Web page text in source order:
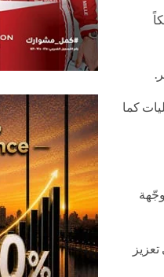
كما
مصر في تعزيز
6
7